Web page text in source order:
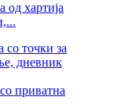
хартија
приватна